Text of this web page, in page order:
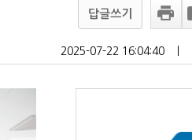
답글쓰기
2025-07-22 16:04:40